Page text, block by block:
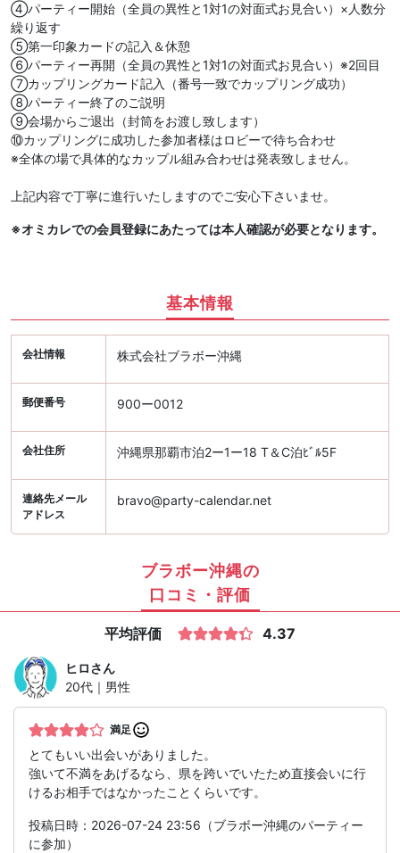
④パーティー開始（全員の異性と1対1の対面式お見合い）×人数分
繰り返す
⑤第一印象カードの記入＆休憩
⑥パーティー再開（全員の異性と1対1の対面式お見合い）※2回目
⑦カップリングカード記入（番号一致でカップリング成功）
⑧パーティー終了のご説明
⑨会場からご退出（封筒をお渡し致します）
⑩カップリングに成功した参加者様はロビーで待ち合わせ
※全体の場で具体的なカップル組み合わせは発表致しません。
上記内容で丁寧に進行いたしますのでご安心下さいませ。
※オミカレでの会員登録にあたっては本人確認が必要となります。
基本情報
会社情報 株式会社ブラボー沖縄
郵便番号 900ー0012
会社住所 沖縄県那覇市泊2ー1ー18 T＆C泊ﾋﾞﾙ5F
連絡先メール
アドレス
bravo@party-calendar.net
ブラボー沖縄の
口コミ・評価
平均評価 4.37
ヒロさん
20代｜男性
満足
とてもいい出会いがありました。
強いて不満をあげるなら、県を跨いでいたため直接会いに行
けるお相手ではなかったことくらいです。
投稿日時：2026-07-24 23:56（ブラボー沖縄のパーティー
に参加）